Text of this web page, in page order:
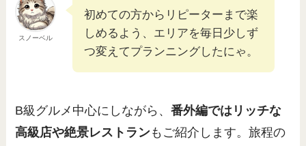
スノーベル
初めての方からリピーターまで楽
しめるよう、エリアを毎日少しず
つ変えてプランニングしたにゃ。
B級グルメ中心にしながら、番外編ではリッチな
高級店や絶景レストランもご紹介します。旅程の